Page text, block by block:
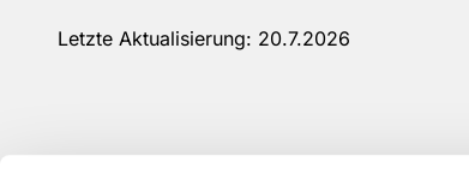
Letzte Aktualisierung: 20.7.2026